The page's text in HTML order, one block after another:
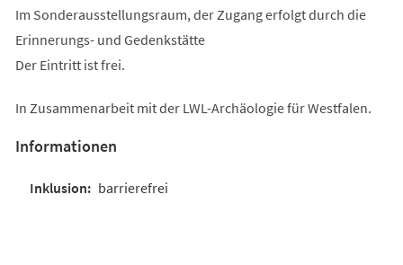
Im Sonderausstellungsraum, der Zugang erfolgt durch die
Erinnerungs- und Gedenkstätte
Der Eintritt ist frei.
In Zusammenarbeit mit der LWL-Archäologie für Westfalen.
Informationen
barrierefrei